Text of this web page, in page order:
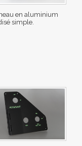
en aluminium
simple.